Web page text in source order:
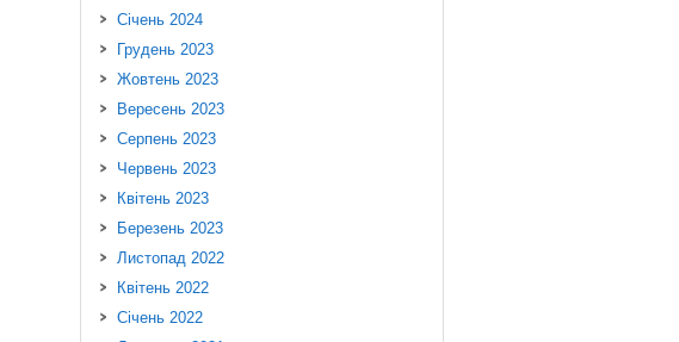
Січень 2024
Грудень 2023
Жовтень 2023
Вересень 2023
Серпень 2023
Червень 2023
Квітень 2023
Березень 2023
Листопад 2022
Квітень 2022
Січень 2022